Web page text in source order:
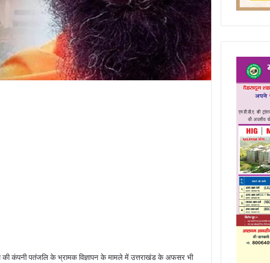
की कंपनी पतंजलि के भ्रामक विज्ञापन के मामले में उत्तराखंड के अफसर भी